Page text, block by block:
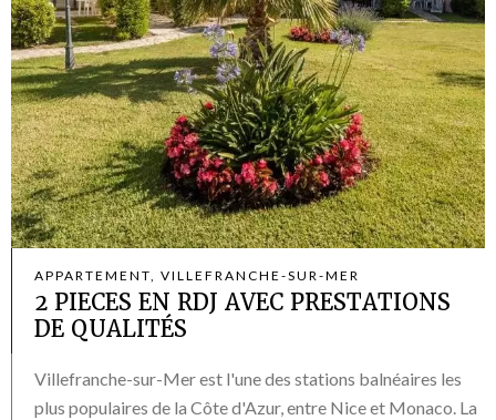
APPARTEMENT, VILLEFRANCHE-SUR-MER
2 PIECES EN RDJ AVEC PRESTATIONS
DE QUALITÉS
Villefranche-sur-Mer est l'une des stations balnéaires les
plus populaires de la Côte d'Azur, entre Nice et Monaco. La